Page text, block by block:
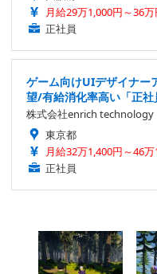
月給29万1,000円～36万
正社員
ゲーム向けUIデザイナー
望/有給消化率高い「正
株式会社enrich technology
東京都
月給32万1,400円～46万
正社員